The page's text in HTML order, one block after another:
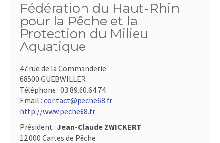
Fédération du Haut-Rhin
pour la Pêche et la
Protection du Milieu
Aquatique
47 rue de la Commanderie
68500 GUEBWILLER
Téléphone : 03.89.60.64.74
Email : contact@peche68.fr
http://www.peche68.fr
Président : Jean-Claude ZWICKERT
12 000 Cartes de Pêche